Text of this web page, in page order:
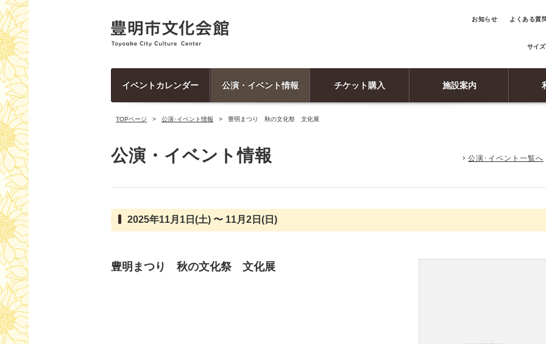
お知らせ よくある質
サイズ
イベントカレンダー 公演・イベント情報 チケット購入 施設案内
TOPページ 公演･イベント情報 豊明まつり 秋の文化祭 文化展
公演・イベント情報 公演･イベント一覧へ
2025年11月1日(土) 〜 11月2日(日)
豊明まつり 秋の文化祭 文化展